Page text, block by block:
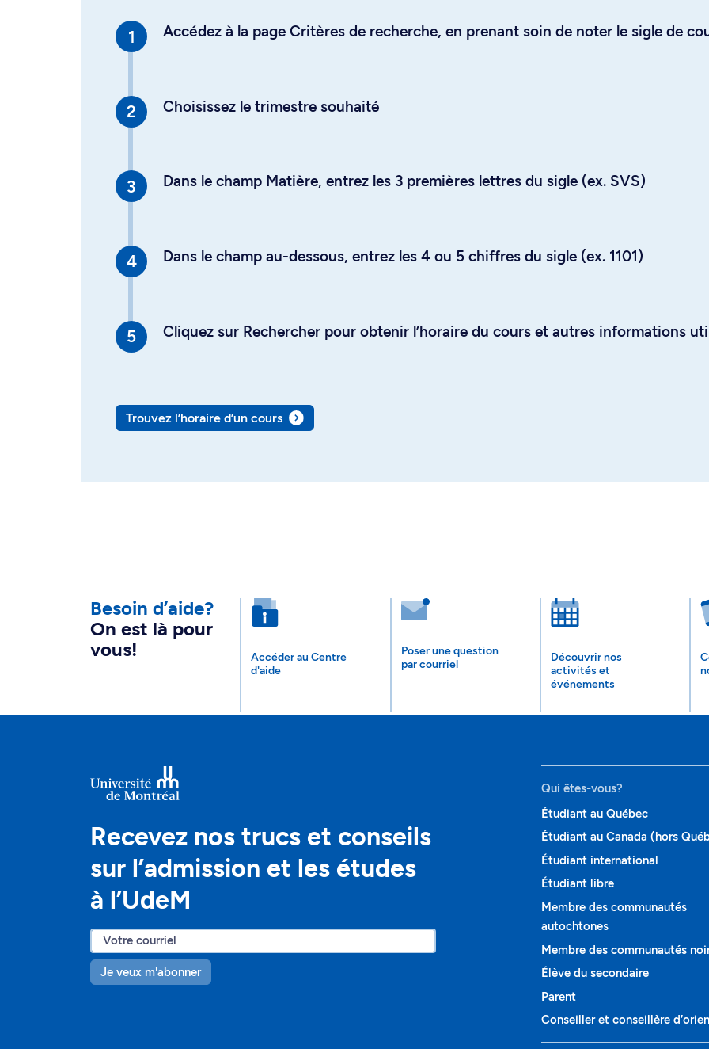
Accédez à la page Critères de recherche, en prenant soin de noter le sigle de
Choisissez le trimestre souhaité
Dans le champ Matière, entrez les 3 premières lettres du sigle (ex. SVS)
Dans le champ au-dessous, entrez les 4 ou 5 chiffres du sigle (ex. 1101)
Cliquez sur Rechercher pour obtenir l’horaire du cours et autres informations
Trouvez l’horaire d’un cours
Besoin d’aide?
On est là pour
vous!
Accéder au Centre
d'aide
Poser une question
par courriel
Découvrir nos
activités et
événements
Recevez nos trucs et conseils
sur l’admission et les études
à l’UdeM
Je veux m'abonner
Qui êtes-vous?
Étudiant au Québec
Étudiant au Canada (hors
Étudiant international
Étudiant libre
Membre des communautés
autochtones
Membre des communautés
Élève du secondaire
Parent
Conseiller et conseillère